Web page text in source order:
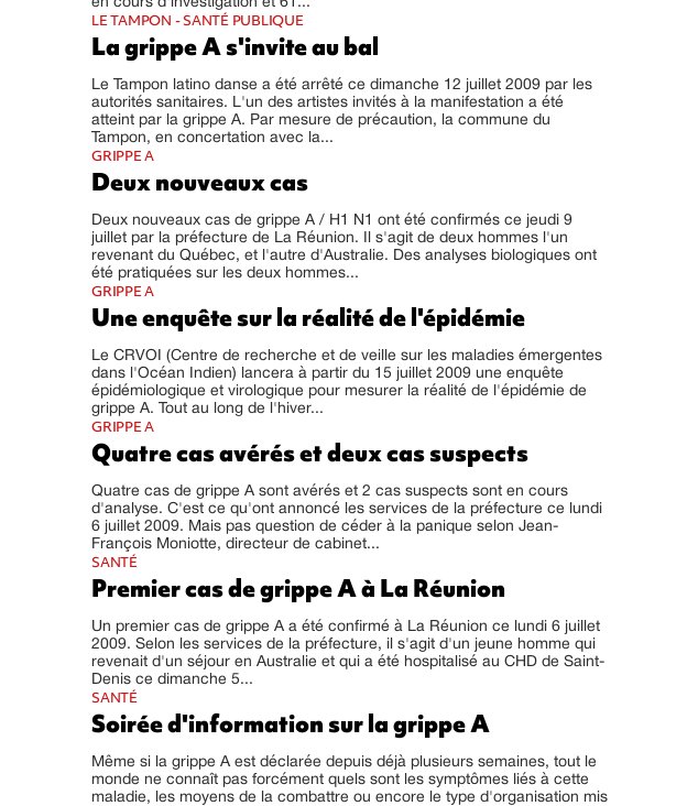
LE TAMPON - SANTÉ PUBLIQUE
La grippe A s'invite au bal
Le Tampon latino danse a été arrêté ce dimanche 12 juillet 2009 par les
autorités sanitaires. L'un des artistes invités à la manifestation a été
atteint par la grippe A. Par mesure de précaution, la commune du
Tampon, en concertation avec la...
GRIPPE A
Deux nouveaux cas
Deux nouveaux cas de grippe A / H1 N1 ont été confirmés ce jeudi 9
juillet par la préfecture de La Réunion. Il s'agit de deux hommes l'un
revenant du Québec, et l'autre d'Australie. Des analyses biologiques ont
été pratiquées sur les deux hommes...
GRIPPE A
Une enquête sur la réalité de l'épidémie
Le CRVOI (Centre de recherche et de veille sur les maladies émergentes
dans l'Océan Indien) lancera à partir du 15 juillet 2009 une enquête
épidémiologique et virologique pour mesurer la réalité de l'épidémie de
grippe A. Tout au long de l'hiver...
GRIPPE A
Quatre cas avérés et deux cas suspects
Quatre cas de grippe A sont avérés et 2 cas suspects sont en cours
d'analyse. C'est ce qu'ont annoncé les services de la préfecture ce lundi
6 juillet 2009. Mais pas question de céder à la panique selon Jean-
François Moniotte, directeur de cabinet...
SANTÉ
Premier cas de grippe A à La Réunion
Un premier cas de grippe A a été confirmé à La Réunion ce lundi 6 juillet
2009. Selon les services de la préfecture, il s'agit d'un jeune homme qui
revenait d'un séjour en Australie et qui a été hospitalisé au CHD de Saint-
Denis ce dimanche 5...
SANTÉ
Soirée d'information sur la grippe A
Même si la grippe A est déclarée depuis déjà plusieurs semaines, tout le
monde ne connaît pas forcément quels sont les symptômes liés à cette
maladie, les moyens de la combattre ou encore le type d'organisation mis